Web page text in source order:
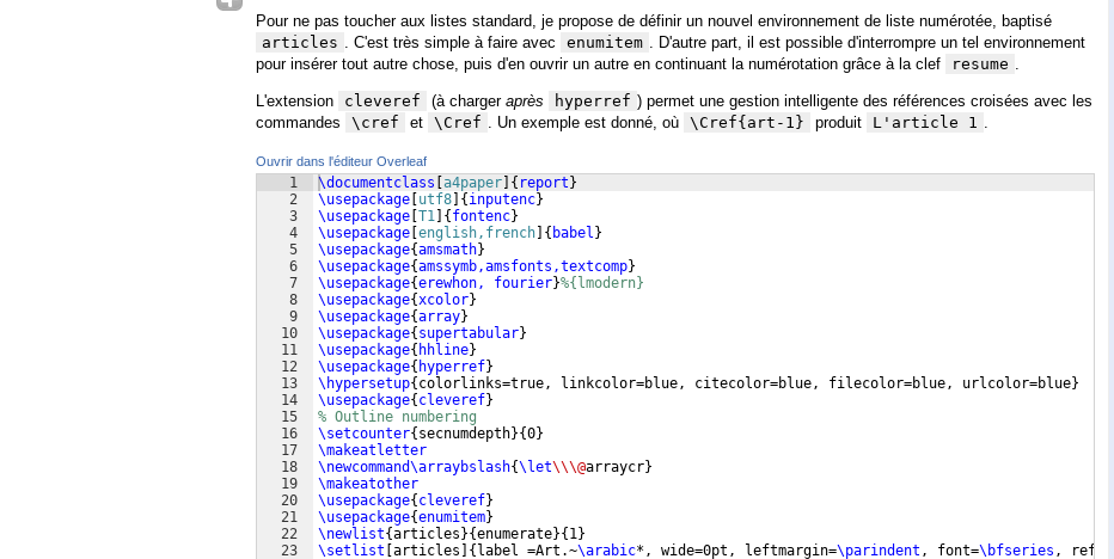
Pour ne pas toucher aux listes standard, je propose de définir un nouvel environnement de liste numérotée, baptisé
articles . C'est très simple à faire avec enumitem . D'autre part, il est possible d'interrompre un tel environnement
pour insérer tout autre chose, puis d'en ouvrir un autre en continuant la numérotation grâce à la clef
resume .
L'extension cleveref (à charger après hyperref ) permet une gestion intelligente des références croisées avec les
commandes
\cref et \Cref . Un exemple est donné, où \Cref{art-1} produit L'article 1 .
Ouvrir dans l'éditeur Overleaf
1
2
3
4
5
6
7
8
9
10
11
12
13
14
15
16
17
18
19
20
21
22
23
\documentclass a4paper { report }
\usepackage utf8 { inputenc}
\usepackage T1 { fontenc}
\usepackage english,french { babel }
\usepackage{amsmath}
\usepackage{amssymb,amsfonts,textcomp}
\usepackage{erewhon, fourier}%{lmodern}
\usepackage{xcolor}
\usepackage{array}
\usepackage{ supertabular}
\usepackage{ hhline}
\usepackage{ hyperref}
\hypersetup{ colorlinks=true, linkcolor=blue, citecolor=blue, filecolor=blue, urlcolor=blue}
\usepackage{ cleveref}
% Outline numbering
\setcounter{ secnumdepth}{0}
\makeatletter
\newcommand\arraybslash{\let\\\@arraycr}
\makeatother
\usepackage{ cleveref}
\usepackage{enumitem}
\newlist{articles }{enumerate}{ 1}
\setlist articles { label =Art.~\arabic*, wide=0pt, leftmargin=\parindent , font=\bfseries , ref =